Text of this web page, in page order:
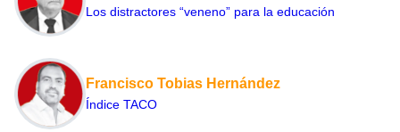
Los distractores “veneno” para la educación
Francisco Tobias Hernández
Índice TACO